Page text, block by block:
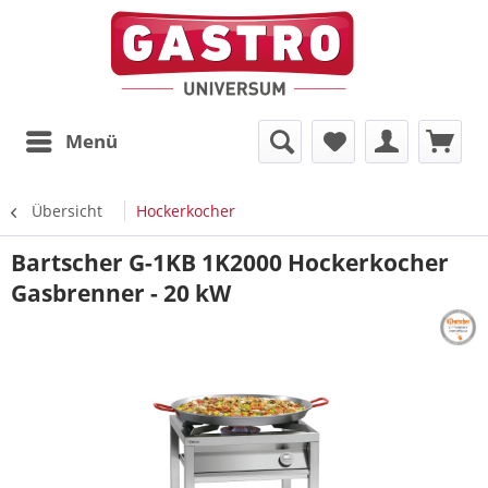
Menü
Übersicht Hockerkocher
Bartscher G-1KB 1K2000 Hockerkocher
Gasbrenner - 20 kW